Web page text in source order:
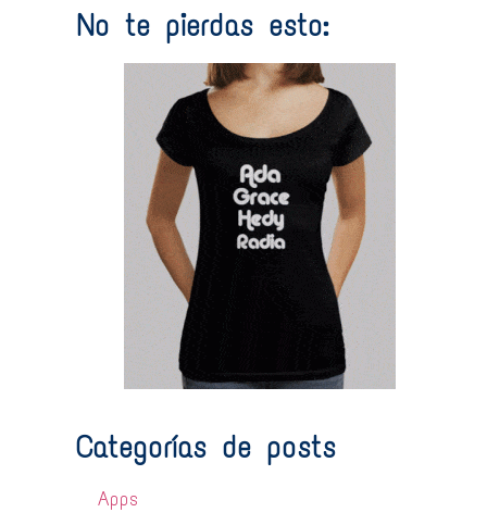
No te pierdas esto:
Categorías de posts
Apps